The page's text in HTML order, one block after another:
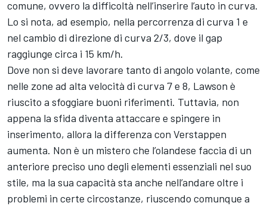
comune, ovvero la difficoltà nell’inserire l’auto in curva.
Lo si nota, ad esempio, nella percorrenza di curva 1 e
nel cambio di direzione di curva 2/3, dove il gap
raggiunge circa i 15 km/h.
Dove non si deve lavorare tanto di angolo volante, come
nelle zone ad alta velocità di curva 7 e 8, Lawson è
riuscito a sfoggiare buoni riferimenti. Tuttavia, non
appena la sfida diventa attaccare e spingere in
inserimento, allora la differenza con Verstappen
aumenta. Non è un mistero che l’olandese faccia di un
anteriore preciso uno degli elementi essenziali nel suo
stile, ma la sua capacità sta anche nell’andare oltre i
problemi in certe circostanze, riuscendo comunque a